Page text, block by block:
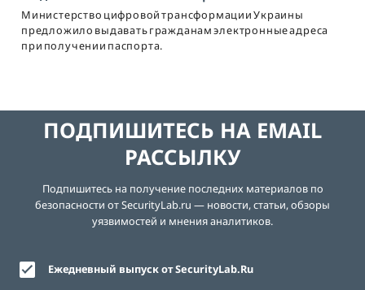
Министерство цифровой трансформации Украины
предложило выдавать гражданам электронные адреса
при получении паспорта.
ПОДПИШИТЕСЬ НА EMAIL
РАССЫЛКУ
Подпишитесь на получение последних материалов по
безопасности от SecurityLab.ru — новости, статьи, обзоры
уязвимостей и мнения аналитиков.
Ежедневный выпуск от SecurityLab.Ru